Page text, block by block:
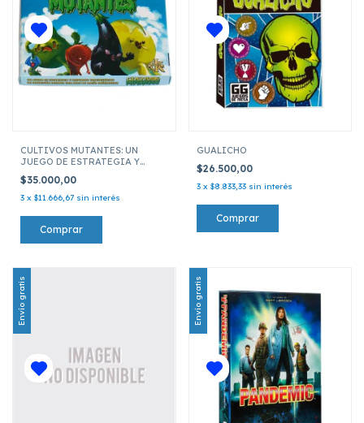
CULTIVOS MUTANTES: UN
JUEGO DE ESTRATEGIA Y
$35.000,00
3 x $11.666,67 sin interés
GUALICHO
$26.500,00
3 x $8.833,33 sin interés
Envío gratis Envío gratis